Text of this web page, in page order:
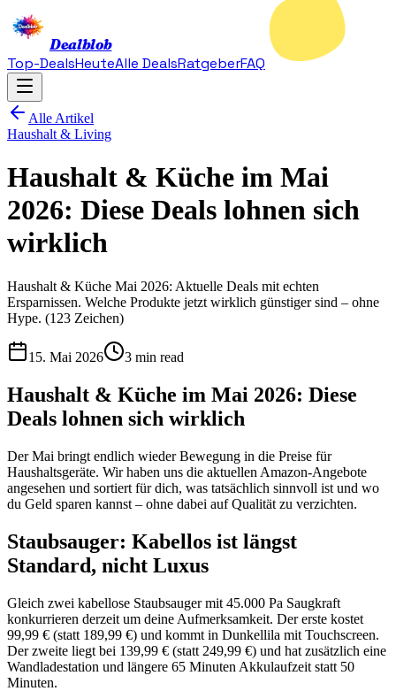
Dealblob
Top-DealsHeuteAlle DealsRatgeberFAQ
Alle Artikel
Haushalt & Living
Haushalt & Küche im Mai
2026: Diese Deals lohnen sich
wirklich
Haushalt & Küche Mai 2026: Aktuelle Deals mit echten
Ersparnissen. Welche Produkte jetzt wirklich günstiger sind – ohne
Hype. (123 Zeichen)
15. Mai 2026 3 min read
Haushalt & Küche im Mai 2026: Diese
Deals lohnen sich wirklich
Der Mai bringt endlich wieder Bewegung in die Preise für
Haushaltsgeräte. Wir haben uns die aktuellen Amazon-Angebote
angesehen und sortiert für dich, was tatsächlich sinnvoll ist und wo
du Geld sparen kannst – ohne dabei auf Qualität zu verzichten.
Staubsauger: Kabellos ist längst
Standard, nicht Luxus
Gleich zwei kabellose Staubsauger mit 45.000 Pa Saugkraft
konkurrieren derzeit um deine Aufmerksamkeit. Der erste kostet
99,99 € (statt 189,99 €) und kommt in Dunkellila mit Touchscreen.
Der zweite liegt bei 139,99 € (statt 249,99 €) und hat zusätzlich eine
Wandladestation und längere 65 Minuten Akkulaufzeit statt 50
Minuten.